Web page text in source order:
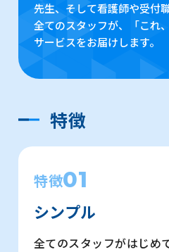
先生、そして看護師や受付
全てのスタッフが、「これ
サービスをお届けします。
特徴
特徴01
シンプル
全てのスタッフがはじめ